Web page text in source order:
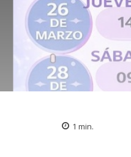
1 min.